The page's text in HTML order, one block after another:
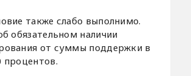
также слабо выполнимо.
обязательном наличии
от суммы поддержки в
процентов.